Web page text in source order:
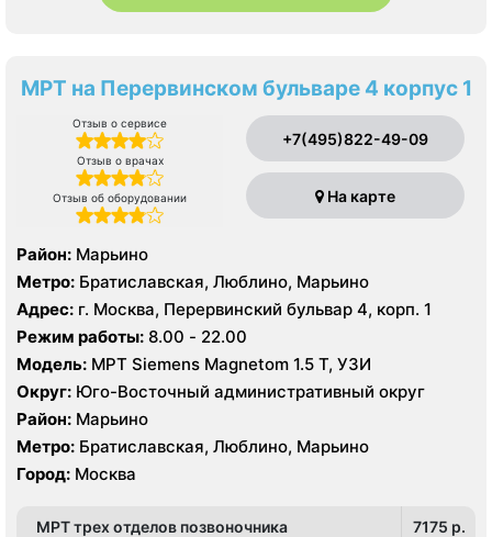
МРТ на Перервинском бульваре 4 корпус 1
Отзыв о сервисе
Отзыв о врачах
Отзыв об оборудовании
+7(495)822-49-09
На карте
Район: Марьино
Метро: Братиславская, Люблино, Марьино
Адрес: г. Москва, Перервинский бульвар 4, корп. 1
Режим работы: 8.00 - 22.00
Модель: МРТ Siemens Magnetom 1.5 Т, УЗИ
Округ: Юго-Восточный административный округ
Район: Марьино
Метро: Братиславская, Люблино, Марьино
Город: Москва
МРТ трех отделов позвоночника 7175 p.